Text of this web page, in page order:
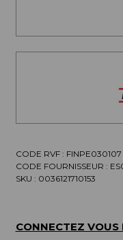
CODE RVF : FINPE030107
CODE FOURNISSEUR :
SKU : 0036121710153
CONNECTEZ VOUS